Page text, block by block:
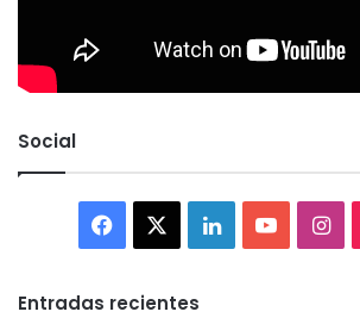
Social
Facebook LinkedInYouTube
Entradas recientes